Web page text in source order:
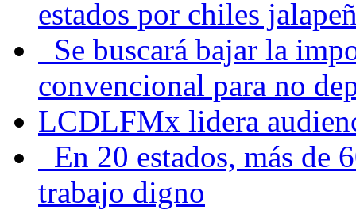
estados por chiles
Se buscará bajar la
convencional para no
LCDLFMx lidera
En 20 estados, más de
trabajo digno